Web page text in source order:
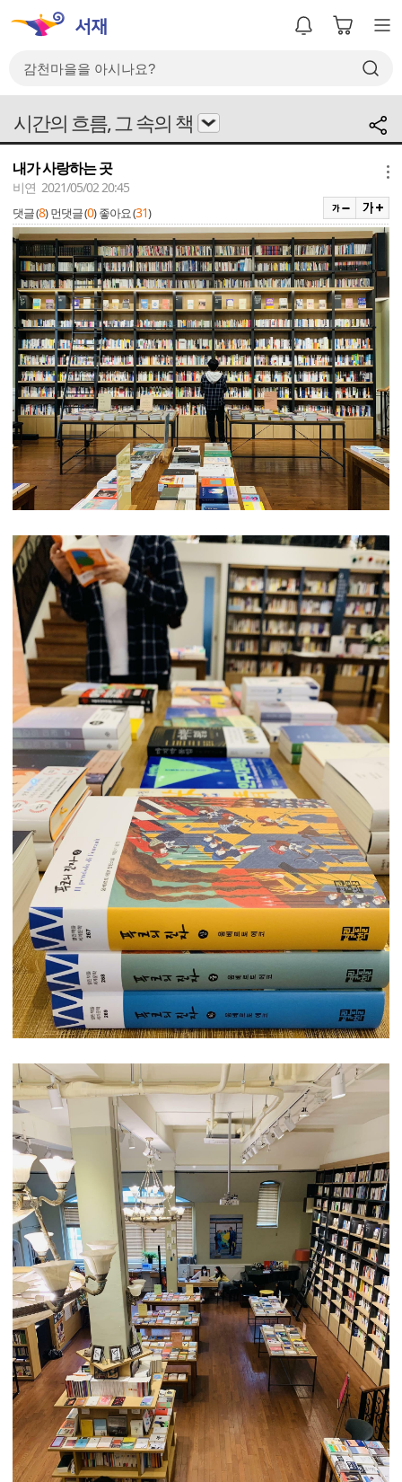
시간의 흐름, 그 속의 책
내가 사랑하는 곳
비연 2021/05/02 20:45
댓글 (8) 먼댓글 (0) 좋아요 (31)